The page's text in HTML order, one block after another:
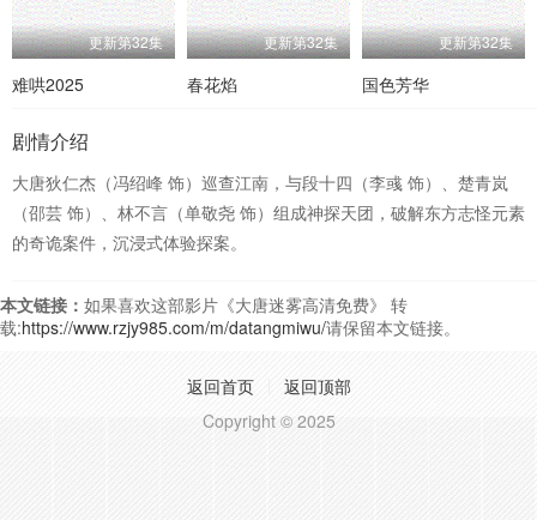
更新第32集
难哄2025
更新第32集
春花焰
更新第32集
国色芳华
剧情介绍
大唐狄仁杰（冯绍峰 饰）巡查江南，与段十四（李彧 饰）、楚青岚
（邵芸 饰）、林不言（单敬尧 饰）组成神探天团，破解东方志怪元素
的奇诡案件，沉浸式体验探案。
本文链接： 如果喜欢这部影片《大唐迷雾高清免费》 转
载:https://www.rzjy985.com/m/datangmiwu/请保留本文链接。
返回首页
返回顶部
Copyright © 2025